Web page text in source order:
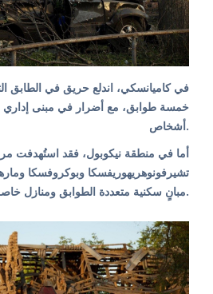
في كاميانسكي، اندلع حريق في الطابق
أشخاص.
أما في منطقة نيكوبول، فقد استُهدفت
تشيرفونوهريهوريفسكا وبوكروفسكا
مبانٍ سكنية متعددة الطوابق ومنازل خاصة.